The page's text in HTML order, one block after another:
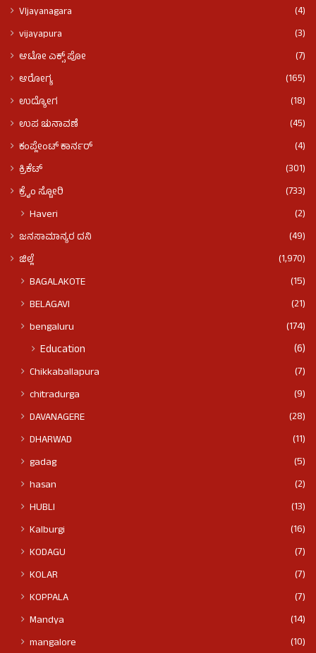
VIjayanagara
(4)
vijayapura
(3)
ಆಟೋ ಎಕ್ಸ್ ಪೋ
(7)
ಆರೋಗ್ಯ
(165)
ಉದ್ಯೋಗ
(18)
ಉಪ ಚುನಾವಣೆ
(45)
ಕಂಪ್ಲೇಂಟ್ ಕಾರ್ನರ್
(4)
ಕ್ರಿಕೆಟ್
(301)
ಕ್ರೈಂ ಸ್ಟೋರಿ
(733)
Haveri (2)
ಜನಸಾಮಾನ್ಯರ ದನಿ
(49)
ಜಿಲ್ಲೆ
(1,970)
BAGALAKOTE
(15)
BELAGAVI
(21)
bengaluru
(174)
Education (6)
Chikkaballapura
(7)
chitradurga
(9)
DAVANAGERE
(28)
DHARWAD
(11)
gadag
(5)
hasan
(2)
HUBLI
(13)
Kalburgi
(16)
KODAGU
(7)
KOLAR
(7)
KOPPALA
(7)
Mandya
(14)
mangalore
(10)